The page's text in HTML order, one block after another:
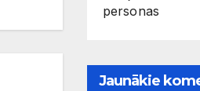
personas
Jaunākie